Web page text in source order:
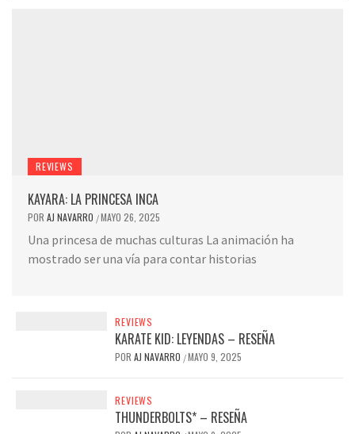
REVIEWS
KAYARA: LA PRINCESA INCA
POR AJ NAVARRO /MAYO 26, 2025
Una princesa de muchas culturas La animación ha
mostrado ser una vía para contar historias
REVIEWS
KARATE KID: LEYENDAS – RESEÑA
POR AJ NAVARRO /MAYO 9, 2025
REVIEWS
THUNDERBOLTS* – RESEÑA